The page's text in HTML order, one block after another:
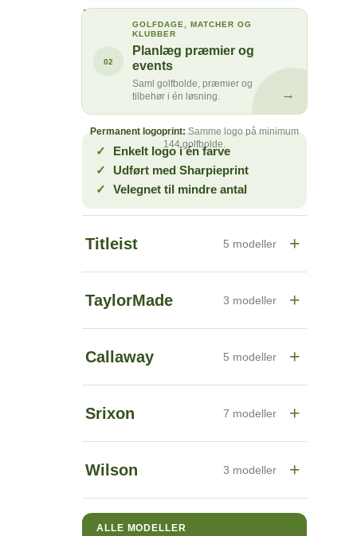
02
GOLFDAGE, MATCHER OG
KLUBBER
Planlæg præmier og
events
Saml golfbolde, præmier og
tilbehør i én løsning.
→
Permanent logoprint:Samme logo på minimum
144 golfbolde.
Logo Express
Vælg golfbolden til et enkelt logo i én
farve. En fleksibel løsning, når
professionelt logoprint i et stort oplag
Enkelt logo i én farve
Udført med Sharpieprint
Velegnet til mindre antal
Titleist 5 modeller +
TaylorMade 3 modeller +
Callaway 5 modeller +
Srixon 7 modeller +
Wilson 3 modeller +
ALLE MODELLER